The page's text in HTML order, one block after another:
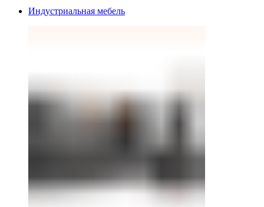
Индустриальная мебель